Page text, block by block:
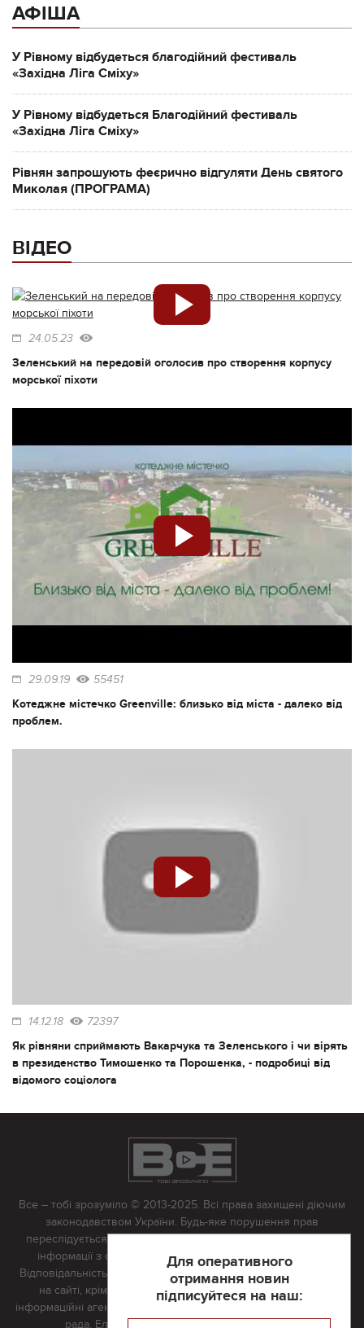
АФІША
У Рівному відбудеться благодійний фестиваль
«Західна Ліга Сміху»
У Рівному відбудеться Благодійний фестиваль
«Західна Ліга Сміху»
Рівнян запрошують феєрично відгуляти День святого
Миколая (ПРОГРАМА)
ВІДЕО
24.05.23
Зеленський на передовій оголосив про створення корпусу
морської піхоти
29.09.19 55451
Котеджне містечко Greenville: близько від міста - далеко від
проблем.
14.12.18 72397
Як рівняни сприймають Вакарчука та Зеленського і чи вірять
в президенство Тимошенко та Порошенка, - подробиці від
відомого соціолога
Для оперативного
отримання новин
підписуйтеся на наш:
Все – тобі зрозуміло © 2013-2025. Всі права захищені діючим
законодавством України. Будь-яке порушення прав
переслідується в судовому порядку. Будь-яке відтворення
інформації з сайту тільки з письмово дозволу редакції.
Відповідальність за достовірність усіх матеріалів, розміщених
на сайті, крім матеріалів, які містять посилання на інші
інформаційні агентства або інтернет-видання, несе редакційна
рада. Електронна пошта: